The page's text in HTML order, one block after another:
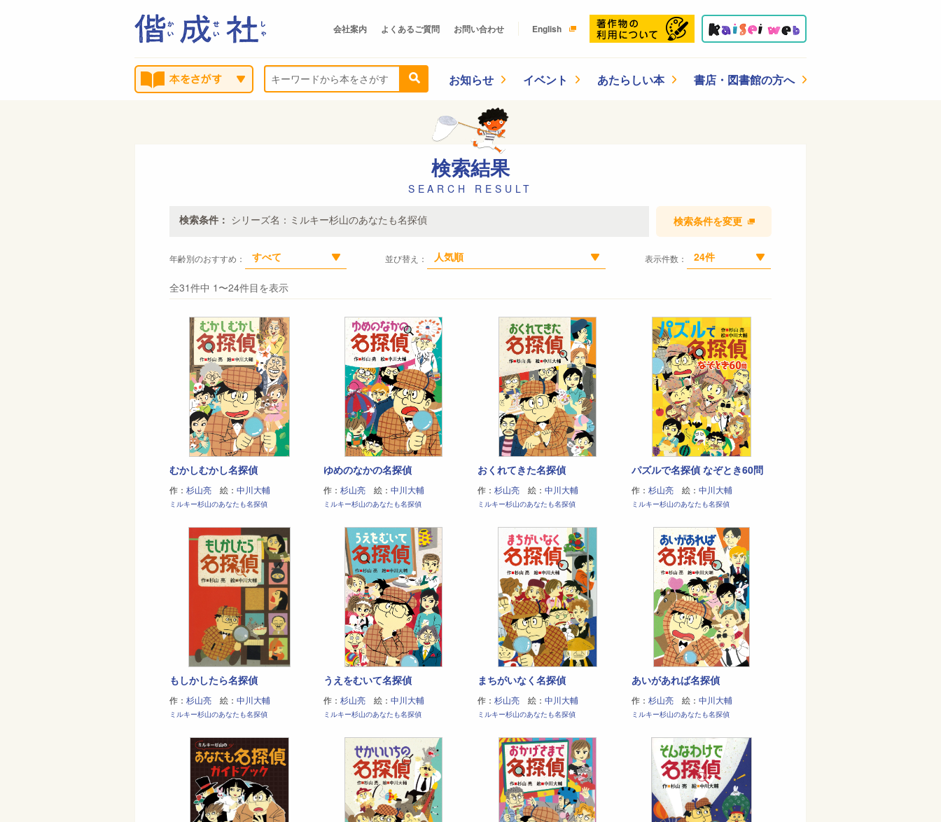
会社案内 よくあるご質問 お問い合わせ English
お知らせ イベント あたらしい本 書店・図書館の方へ
検索結果
SEARCH RESULT
検索条件： シリーズ名：ミルキー杉山のあなたも名探偵 検索条件を変更
年齢別のおすすめ： すべて 並び替え： 人気順 表示件数： 24件
全31件中 1〜24件目を表示
むかしむかし名探偵
作： 杉山亮 絵： 中川大輔
ミルキー杉山のあなたも名探偵
ゆめのなかの名探偵
作： 杉山亮 絵： 中川大輔
ミルキー杉山のあなたも名探偵
おくれてきた名探偵
作： 杉山亮 絵： 中川大輔
ミルキー杉山のあなたも名探偵
パズルで名探偵 なぞとき60問
作： 杉山亮 絵： 中川大輔
ミルキー杉山のあなたも名探偵
もしかしたら名探偵
作： 杉山亮 絵： 中川大輔
ミルキー杉山のあなたも名探偵
うえをむいて名探偵
作： 杉山亮 絵： 中川大輔
ミルキー杉山のあなたも名探偵
まちがいなく名探偵
作： 杉山亮 絵： 中川大輔
ミルキー杉山のあなたも名探偵
あいがあれば名探偵
作： 杉山亮 絵： 中川大輔
ミルキー杉山のあなたも名探偵